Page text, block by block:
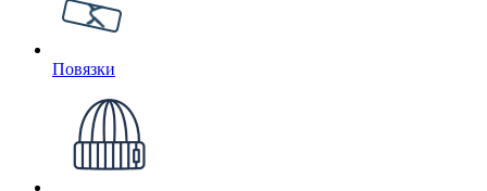
Повязки